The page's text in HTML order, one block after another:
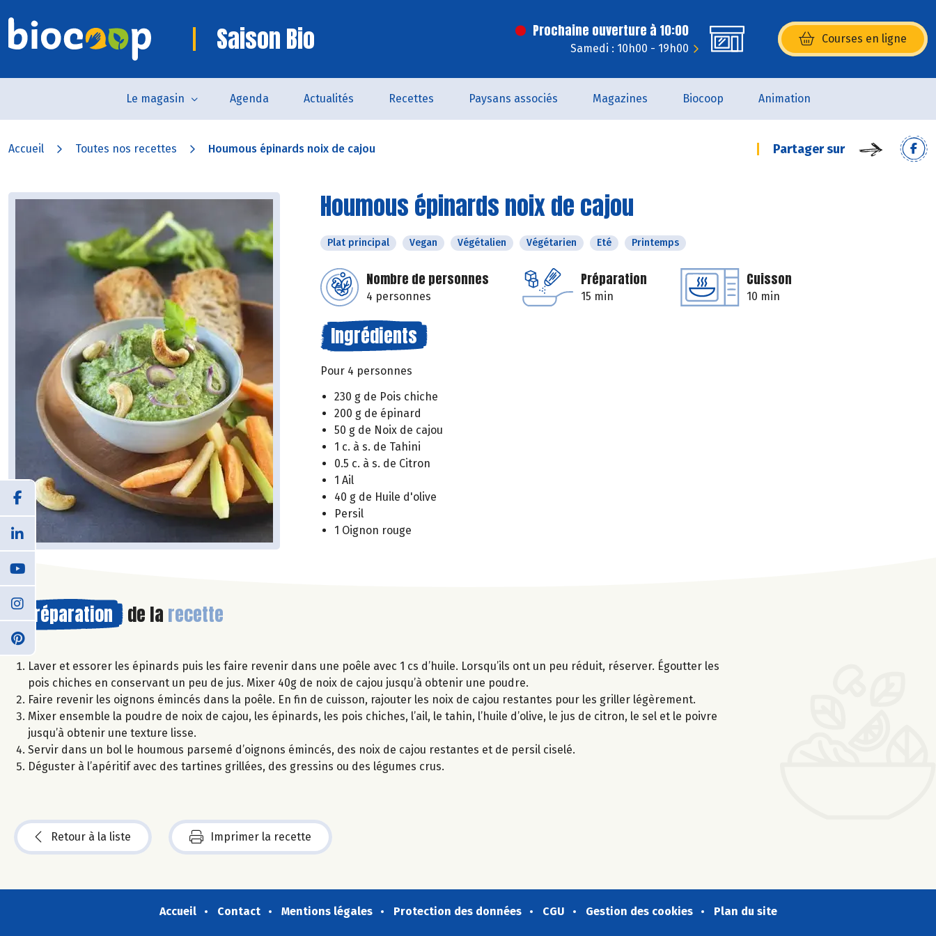
Saison Bio Prochaine ouverture à 10:00
Samedi : 10h00 - 19h00
Courses en ligne
(s’ouvre dans une nouvelle
Le magasin Agenda Actualités Recettes Paysans associés Magazines Biocoop Animation
Accueil Toutes nos recettes Houmous épinards noix de cajou Partager sur
Houmous épinards noix de cajou
Plat principal Vegan Végétalien Végétarien Eté Printemps
Nombre de personnes
4 personnes
Préparation
15 min
Cuisson
10 min
Ingrédients
Pour 4 personnes
230 g de Pois chiche
200 g de épinard
50 g de Noix de cajou
1 c. à s. de Tahini
0.5 c. à s. de Citron
1 Ail
40 g de Huile d'olive
Persil
1 Oignon rouge
Préparation de la recette
Laver et essorer les épinards puis les faire revenir dans une poêle avec 1 cs d’huile. Lorsqu’ils ont un peu réduit, réserver. Égoutter les
pois chiches en conservant un peu de jus. Mixer 40g de noix de cajou jusqu’à obtenir une poudre.
Faire revenir les oignons émincés dans la poêle. En fin de cuisson, rajouter les noix de cajou restantes pour les griller légèrement.
Mixer ensemble la poudre de noix de cajou, les épinards, les pois chiches, l’ail, le tahin, l’huile d’olive, le jus de citron, le sel et le poivre
jusqu’à obtenir une texture lisse.
Servir dans un bol le houmous parsemé d’oignons émincés, des noix de cajou restantes et de persil ciselé.
Déguster à l’apéritif avec des tartines grillées, des gressins ou des légumes crus.
Retour à la liste Imprimer la recette
Accueil Contact Mentions légales Protection des données CGU Gestion des cookies Plan du site